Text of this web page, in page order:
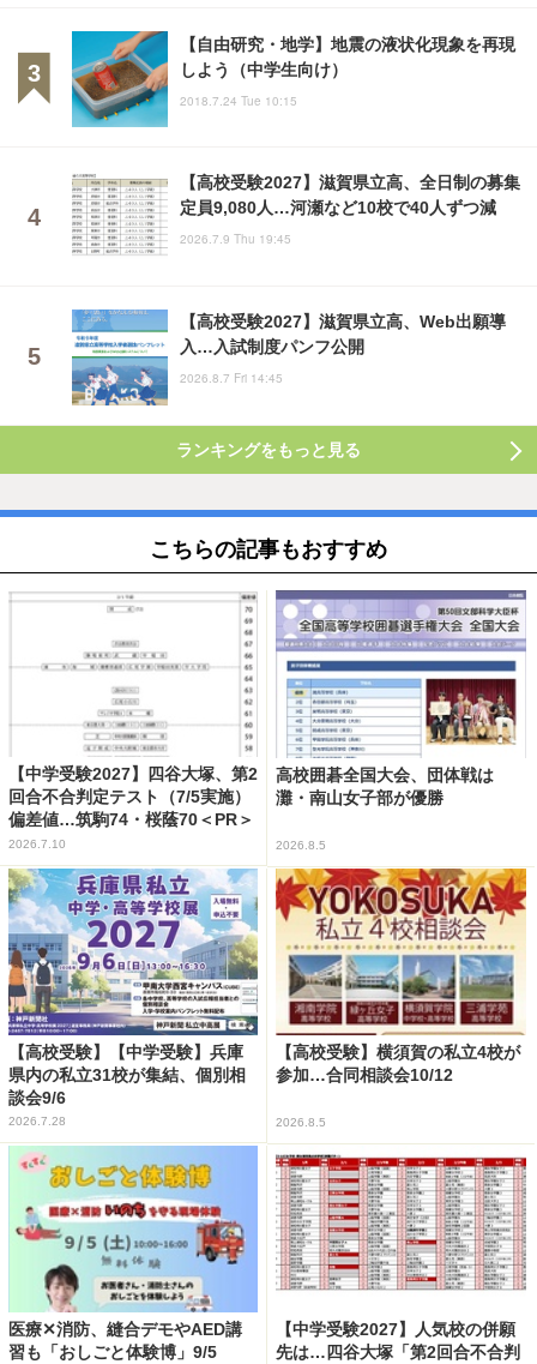
【自由研究・地学】地震の液状化現象を再現
しよう（中学生向け）
2018.7.24 Tue 10:15
【高校受験2027】滋賀県立高、全日制の募集
定員9,080人…河瀬など10校で40人ずつ減
2026.7.9 Thu 19:45
【高校受験2027】滋賀県立高、Web出願導
入…入試制度パンフ公開
2026.8.7 Fri 14:45
ランキングをもっと見る
こちらの記事もおすすめ
【中学受験2027】四谷大塚、第2
回合不合判定テスト（7/5実施）
偏差値…筑駒74・桜蔭70＜PR＞
2026.7.10
高校囲碁全国大会、団体戦は
灘・南山女子部が優勝
2026.8.5
【高校受験】【中学受験】兵庫
県内の私立31校が集結、個別相
談会9/6
2026.7.28
【高校受験】横須賀の私立4校が
参加…合同相談会10/12
2026.8.5
医療✕消防、縫合デモやAED講
習も「おしごと体験博」9/5
【中学受験2027】人気校の併願
先は…四谷大塚「第2回合不合判